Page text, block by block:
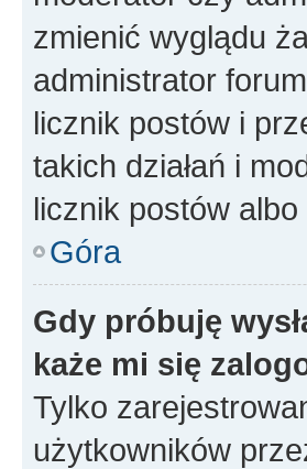
zmienić wyglądu
administrator
licznik postów i
takich działań i
licznik postów
Góra
Gdy próbuję
każe mi się
Tylko
użytkowników